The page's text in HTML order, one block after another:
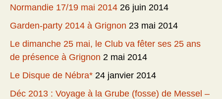
Normandie 17/19 mai 2014 26 juin 2014
Garden-party 2014 à Grignon 23 mai 2014
Le dimanche 25 mai, le Club va fêter ses 25 ans
de présence à Grignon 2 mai 2014
Le Disque de Nébra* 24 janvier 2014
Déc 2013 : Voyage à la Grube (fosse) de Messel –